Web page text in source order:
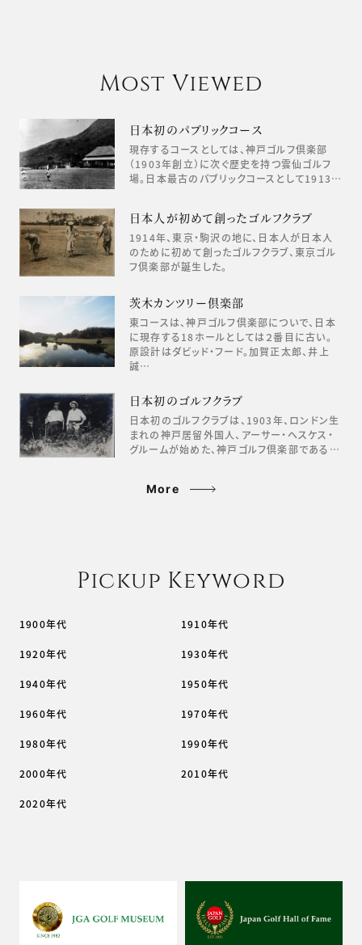
Most Viewed
日本初のパブリックコース
現存するコースとしては、神戸ゴルフ倶楽部
（1903年創立）に次ぐ歴史を持つ雲仙ゴルフ
場。日本最古のパブリックコースとして1913…
日本人が初めて創ったゴルフクラブ
1914年、東京・駒沢の地に、日本人が日本人
のために初めて創ったゴルフクラブ、東京ゴル
フ倶楽部が誕生した。
茨木カンツリー倶楽部
東コースは、神戸ゴルフ倶楽部についで、日本
に現存する18ホールとしては２番目に古い。
原設計はダビッド・フード。加賀正太郎、井上
誠…
日本初のゴルフクラブ
日本初のゴルフクラブは、1903年、ロンドン生
まれの神戸居留外国人、アーサー・ヘスケス・
グルームが始めた、神戸ゴルフ倶楽部である…
More
Pickup Keyword
1900年代 1910年代
1920年代 1930年代
1940年代 1950年代
1960年代 1970年代
1980年代 1990年代
2000年代 2010年代
2020年代